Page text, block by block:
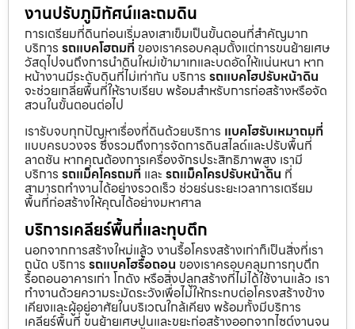
งานปรับภูมิทัศน์และถมดิน
การเตรียมที่ดินก่อนเริ่มลงเสาเข็มเป็นขั้นตอนที่สำคัญมาก
บริการ รถแบคโฮถมที่ ของเราครอบคลุมตั้งแต่การขนย้ายเศษ
วัสดุไปจนถึงการนำดินใหม่เข้ามาเทและบดอัดให้แน่นหนา หาก
หน้างานมีระดับดินที่ไม่เท่ากัน บริการ รถแบคโฮปรับหน้าดิน
จะช่วยเกลี่ยพื้นที่ให้ราบเรียบ พร้อมสำหรับการก่อสร้างหรือจัด
สวนในขั้นตอนต่อไป
เรารับจบทุกปัญหาเรื่องที่ดินด้วยบริการ แบคโฮรับเหมาถมที่
แบบครบวงจร ซึ่งรวมถึงการจัดการดินสไลด์และปรับพื้นที่
ลาดชัน หากคุณต้องการเครื่องจักรประสิทธิภาพสูง เรามี
บริการ รถแม็คโครถมที่ และ รถแม็คโครปรับหน้าดิน ที่
สามารถทำงานได้อย่างรวดเร็ว ช่วยร่นระยะเวลาการเตรียม
พื้นที่ก่อสร้างให้คุณได้อย่างมหาศาล
บริการเคลียร์พื้นที่และทุบตึก
นอกจากการสร้างใหม่แล้ว งานรื้อโครงสร้างเก่าก็เป็นสิ่งที่เรา
ถนัด บริการ รถแบคโฮรื้อถอน ของเราครอบคลุมการทุบตึก
รื้อถอนอาคารเก่า โกดัง หรือสิ่งปลูกสร้างที่ไม่ได้ใช้งานแล้ว เรา
ทำงานด้วยความระมัดระวังเพื่อไม่ให้กระทบต่อโครงสร้างข้าง
เคียงและผู้อยู่อาศัยในบริเวณใกล้เคียง พร้อมทั้งมีบริการ
เคลียร์พื้นที่ ขนย้ายเศษปูนและขยะก่อสร้างออกจากไซต์งานจน